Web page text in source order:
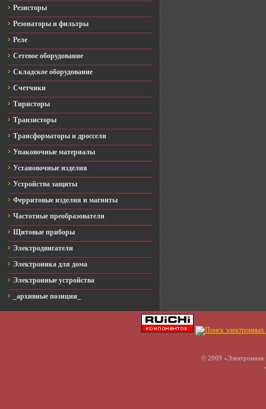
Резисторы
Резонаторы и фильтры
Реле
Сетевое оборудование
Складское оборудование
Счетчики
Тиристоры
Транзисторы
Трансформаторы и дроссели
Упаковочные материалы
Установочные изделия
Устройства защиты
Ферритовые изделия и магниты
Частотные преобразователи
Щитовые приборы
Электродвигатели
Электроника для дома
Электронные устройства
_архивные позиции_
© 2009